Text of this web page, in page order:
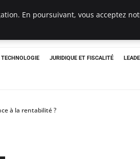
JURIDIQUE ET FISCALITÉ
à la rentabilité ?
En poursuivant, vous acceptez